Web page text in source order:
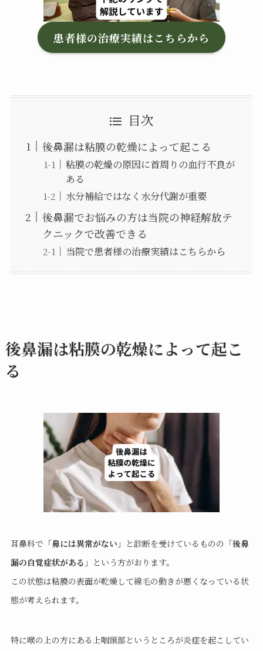
患者様の治療実績はこちらから
目次
後鼻漏は粘膜の乾燥によって起こる
粘膜の乾燥の原因に首周りの血行不良が
ある
水分補給ではなく水分代謝が重要
後鼻漏でお悩みの方は当院の神経解放テ
クニックで改善できる
当院で患者様の治療実績はこちらから
後鼻漏は粘膜の乾燥によって起こ
る
耳鼻科で「鼻には異常がない 」と診断を受けているものの「後鼻
漏の自覚症状がある 」という方がおります。
この状態は粘膜の表面が乾燥して線毛の動きが悪くなっている状
態が考えられます。
特に喉の上の方にある上咽頭部というところが炎症を起こしてい